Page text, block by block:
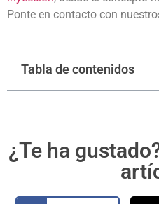
Ponte en contacto con
Tabla de contenidos
¿Te ha